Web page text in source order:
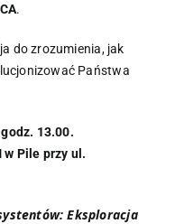
.
do zrozumienia, jak
Państwa
13.00.
Pile przy ul.
Eksploracja